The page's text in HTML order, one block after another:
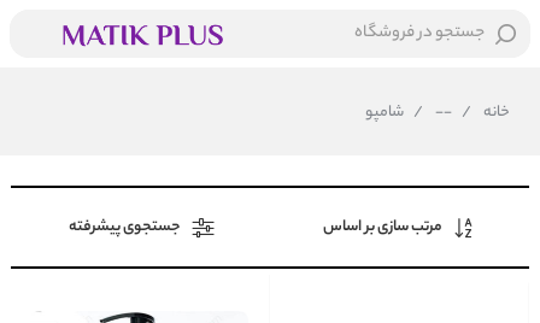
جستجو در فروشگاه
خانه /
--
/ شامپو
مرتب سازی بر اساس جستجوی پیشرفته